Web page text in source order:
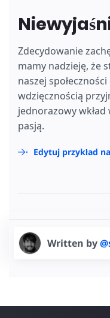
Zdecydowanie
mamy nadzieję, że
naszej
wdzięcznością
jednorazowy
pasją.
Edytuj przykład
Written by